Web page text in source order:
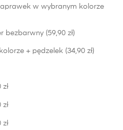
w wybranym kolorze
bezbarwny (59,90 zł)
+ pędzelek (34,90 zł)
zł
zł
zł